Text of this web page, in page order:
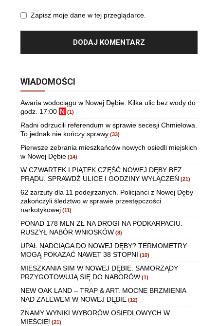
Zapisz moje dane w tej przeglądarce.
WIADOMOŚCI
Awaria wodociągu w Nowej Dębie. Kilka ulic bez wody do
godz. 17:00 N (1)
Radni odrzucili referendum w sprawie secesji Chmielowa.
To jednak nie kończy sprawy (33)
Pierwsze zebrania mieszkańców nowych osiedli miejskich
w Nowej Dębie (14)
W CZWARTEK I PIĄTEK CZĘŚĆ NOWEJ DĘBY BEZ
PRĄDU. SPRAWDŹ ULICE I GODZINY WYŁĄCZEŃ (21)
62 zarzuty dla 11 podejrzanych. Policjanci z Nowej Dęby
zakończyli śledztwo w sprawie przestępczości
narkotykowej (11)
PONAD 178 MLN ZŁ NA DROGI NA PODKARPACIU.
RUSZYŁ NABÓR WNIOSKÓW (8)
UPAŁ NADCIĄGA DO NOWEJ DĘBY? TERMOMETRY
MOGĄ POKAZAĆ NAWET 38 STOPNI (10)
MIESZKANIA SIM W NOWEJ DĘBIE. SAMORZĄDY
PRZYGOTOWUJĄ SIĘ DO NABORÓW (1)
NEW OAK LAND – TRAP & ART. MOCNE BRZMIENIA
NAD ZALEWEM W NOWEJ DĘBIE (12)
ZNAMY WYNIKI WYBORÓW OSIEDLOWYCH W
MIEŚCIE! (21)